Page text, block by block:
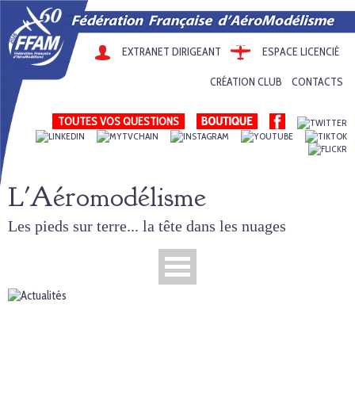
EXTRANET DIRIGEANT ESPACE LICENCIÉ
CRÉATION CLUB CONTACTS
TOUTES VOS QUESTIONS
L'Aéromodélisme
Les pieds sur terre... la tête dans les nuages